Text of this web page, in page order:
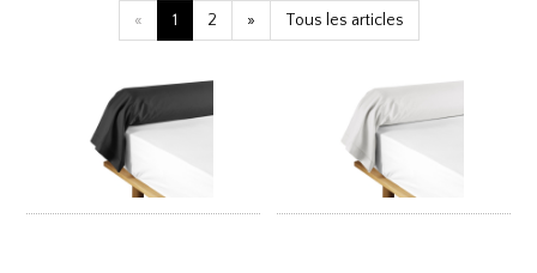
« 1 2 » Tous les articles